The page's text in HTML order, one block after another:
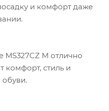
и комфорт даже
MS327CZ M отлично
комфорт, стиль и
обуви.